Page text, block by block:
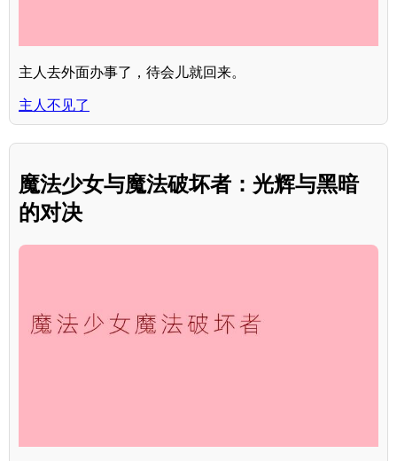
主人去外面办事了，待会儿就回来。
主人不见了
魔法少女与魔法破坏者：光辉与黑暗
的对决